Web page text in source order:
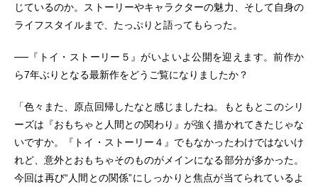
じているのか。ストーリーやキャラクターの魅力、そして自身の
ライフスタイルまで、たっぷりと語ってもらった。
──『トイ・ストーリー５』がいよいよ公開を迎えます。前作か
ら7年ぶりとなる最新作をどうご覧になりましたか？
「色々また、原点回帰したなと感じましたね。もともとこのシリ
ーズは『おもちゃと人間との関わり』が強く描かれてきたじゃな
いですか。『トイ・ストーリー４』でもなかったわけではないけ
れど、意外とおもちゃそのものがメインになる部分が多かった。
今回は再び“人間との関係”にしっかりと焦点が当てられているよ